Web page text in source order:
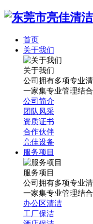
首页
关于我们
关于我们
公司拥有多项专业
一家集专业管理结
公司简介
团队风采
资质证书
合作伙伴
亮佳设备
服务项目
服务项目
公司拥有多项专业
一家集专业管理结
办公区清洁
工厂保洁